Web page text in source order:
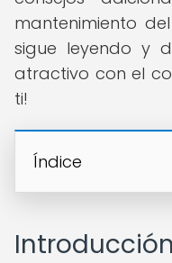
mantenimiento
sigue leyendo y
atractivo con el
ti!
Índice
Introducción